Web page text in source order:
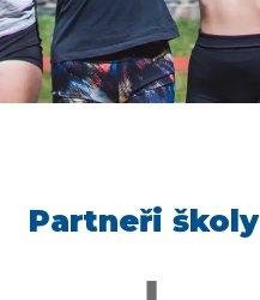
Partneři školy